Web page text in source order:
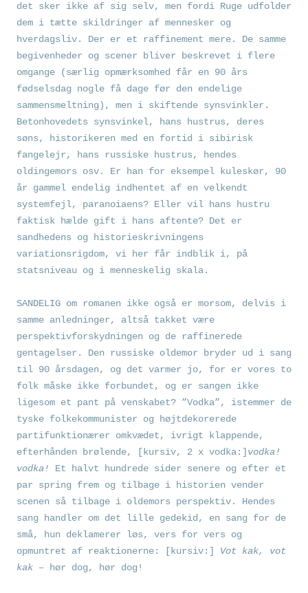
det sker ikke af sig selv, men fordi Ruge udfolder
dem i tætte skildringer af mennesker og
hverdagsliv. Der er et raffinement mere. De samme
begivenheder og scener bliver beskrevet i flere
omgange (særlig opmærksomhed får en 90 års
fødselsdag nogle få dage før den endelige
sammensmeltning), men i skiftende synsvinkler.
Betonhovedets synsvinkel, hans hustrus, deres
søns, historikeren med en fortid i sibirisk
fangelejr, hans russiske hustrus, hendes
oldingemors osv. Er han for eksempel kuleskør, 90
år gammel endelig indhentet af en velkendt
systemfejl, paranoiaens? Eller vil hans hustru
faktisk hælde gift i hans aftente? Det er
sandhedens og historieskrivningens
variationsrigdom, vi her får indblik i, på
statsniveau og i menneskelig skala.
SANDELIG om romanen ikke også er morsom, delvis i
samme anledninger, altså takket være
perspektivforskydningen og de raffinerede
gentagelser. Den russiske oldemor bryder ud i sang
til 90 årsdagen, og det varmer jo, for er vores to
folk måske ikke forbundet, og er sangen ikke
ligesom et pant på venskabet? ”Vodka”, istemmer de
tyske folkekommunister og højtdekorerede
partifunktionærer omkvædet, ivrigt klappende,
efterhånden brølende, [kursiv, 2 x vodka:] vodka!
vodka! Et halvt hundrede sider senere og efter et
par spring frem og tilbage i historien vender
scenen så tilbage i oldemors perspektiv. Hendes
sang handler om det lille gedekid, en sang for de
små, hun deklamerer løs, vers for vers og
opmuntret af reaktionerne: [kursiv:] Vot kak, vot
kak –
hør dog, hør dog!